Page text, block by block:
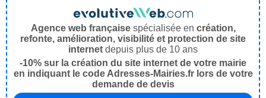
Agence web françaisespécialisée en création,
refonte, amélioration, visibilité et protection de site
internet depuis plus de 10 ans
-10% sur la création du site internet de votre mairie
en indiquant le code Adresses-Mairies.fr lors de votre
demande de devis